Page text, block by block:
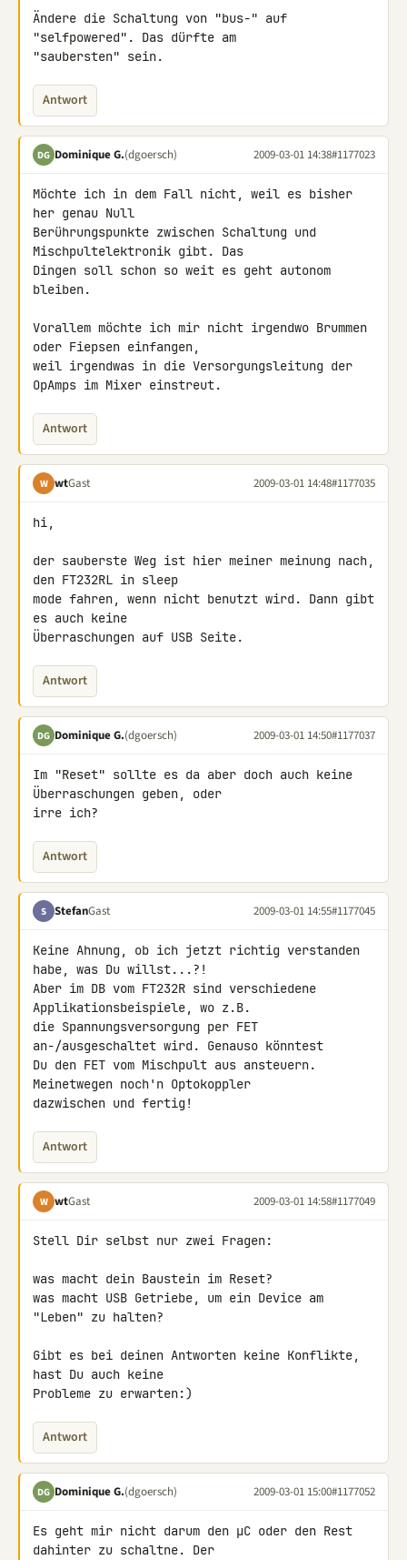
Ändere die Schaltung von "bus-" auf
"selfpowered". Das dürfte am
"saubersten" sein.
Antwort
DG Dominique G.(dgoersch) 2009-03-01 14:38#1177023
Möchte ich in dem Fall nicht, weil es bisher
her genau Null
Berührungspunkte zwischen Schaltung und
Mischpultelektronik gibt. Das
Dingen soll schon so weit es geht autonom
bleiben.
Vorallem möchte ich mir nicht irgendwo Brummen
oder Fiepsen einfangen,
weil irgendwas in die Versorgungsleitung der
OpAmps im Mixer einstreut.
Antwort
W wtGast 2009-03-01 14:48#1177035
hi,
der sauberste Weg ist hier meiner meinung nach,
den FT232RL in sleep
mode fahren, wenn nicht benutzt wird. Dann gibt
es auch keine
Überraschungen auf USB Seite.
Antwort
DG Dominique G.(dgoersch) 2009-03-01 14:50#1177037
Im "Reset" sollte es da aber doch auch keine
Überraschungen geben, oder
irre ich?
Antwort
S StefanGast 2009-03-01 14:55#1177045
Keine Ahnung, ob ich jetzt richtig verstanden
habe, was Du willst...?!
Aber im DB vom FT232R sind verschiedene
Applikationsbeispiele, wo z.B.
die Spannungsversorgung per FET
an-/ausgeschaltet wird. Genauso könntest
Du den FET vom Mischpult aus ansteuern.
Meinetwegen noch'n Optokoppler
dazwischen und fertig!
Antwort
W wtGast 2009-03-01 14:58#1177049
Stell Dir selbst nur zwei Fragen:
was macht dein Baustein im Reset?
was macht USB Getriebe, um ein Device am
"Leben" zu halten?
Gibt es bei deinen Antworten keine Konflikte,
hast Du auch keine
Probleme zu erwarten:)
Antwort
DG Dominique G.(dgoersch) 2009-03-01 15:00#1177052
Es geht mir nicht darum den µC oder den Rest
dahinter zu schaltne. Der